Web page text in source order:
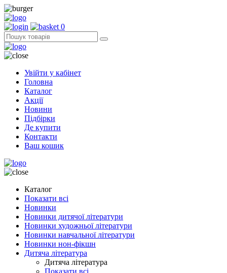
0
Увійти у кабінет
Головна
Каталог
Акції
Новини
Підбірки
Де купити
Контакти
Ваш кошик
Каталог
Показати всі
Новинки
Новинки дитячої літератури
Новинки художньої літератури
Новинки навчальної літератури
Новинки нон-фікшн
Дитяча література
Дитяча література
Показати всі